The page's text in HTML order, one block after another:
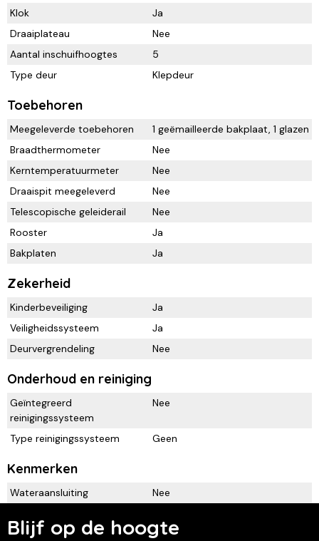
Klok
Ja
Draaiplateau
Nee
Aantal inschuifhoogtes
5
Type deur
Klepdeur
Toebehoren
Meegeleverde toebehoren
1 geëmailleerde bakplaat, 1 glazen
Braadthermometer
Nee
Kerntemperatuurmeter
Nee
Draaispit meegeleverd
Nee
Telescopische geleiderail
Nee
Rooster
Ja
Bakplaten
Ja
Zekerheid
Kinderbeveiliging
Ja
Veiligheidssysteem
Ja
Deurvergrendeling
Nee
Onderhoud en reiniging
Geïntegreerd
reinigingssysteem
Nee
Type reinigingssysteem Geen
Kenmerken
Wateraansluiting Nee
Blijf op de hoogte